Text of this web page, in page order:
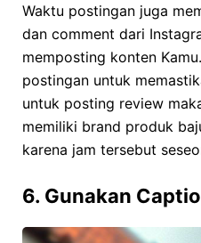
Waktu postingan juga
dan comment dari
memposting konten
postingan untuk
untuk posting review
memiliki brand produk
karena jam tersebut
6. Gunakan